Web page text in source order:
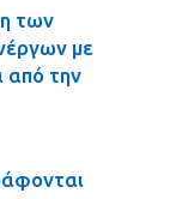
των
με
από την